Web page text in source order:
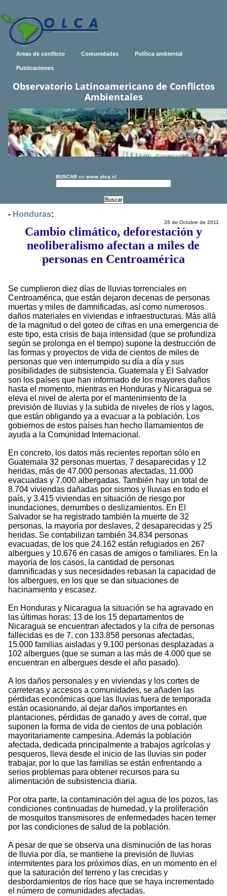
Areas de conflicto Comunidades Política ambiental
Publicaciones
Observatorio Latinoamericano de Conflictos
Ambientales
BUSCAR en www.olca.cl
- Honduras:
28 de Octubre de 2011
Cambio climático, deforestación y
neoliberalismo afectan a miles de
personas en Centroamérica
Se cumplieron diez días de lluvias torrenciales en
Centroamérica, que están dejaron decenas de personas
muertas y miles de damnificadas, así como numerosos
daños materiales en viviendas e infraestructuras. Más allá
de la magnitud o del goteo de cifras en una emergencia de
este tipo, esta crisis de baja intensidad (que se profundiza
según se prolonga en el tiempo) supone la destrucción de
las formas y proyectos de vida de cientos de miles de
personas que ven interrumpido su día a día y sus
posibilidades de subsistencia. Guatemala y El Salvador
son los países que han informado de los mayores daños
hasta el momento, mientras en Honduras y Nicaragua se
eleva el nivel de alerta por el mantenimiento de la
previsión de lluvias y la subida de niveles de ríos y lagos,
que están obligando ya a evacuar a la población. Los
gobiernos de estos países han hecho llamamientos de
ayuda a la Comunidad Internacional.
En concreto, los datos más recientes reportan sólo en
Guatemala 32 personas muertas, 7 desaparecidas y 12
heridas, más de 47.000 personas afectadas, 11.000
evacuadas y 7.000 albergadas. También hay un total de
8.704 viviendas dañadas por sismos y lluvias en todo el
país, y 3.415 viviendas en situación de riesgo por
inundaciones, derrumbes o deslizamientos. En El
Salvador se ha registrado también la muerte de 32
personas, la mayoría por deslaves, 2 desaparecidas y 25
heridas. Se contabilizan también 34.834 personas
evacuadas, de los que 24.162 están refugiados en 267
albergues y 10.676 en casas de amigos o familiares. En la
mayoría de los casos, la cantidad de personas
damnificadas y sus necesidades rebasan la capacidad de
los albergues, en los que se dan situaciones de
hacinamiento y escasez.
En Honduras y Nicaragua la situación se ha agravado en
las últimas horas: 13 de los 15 departamentos de
Nicaragua se encuentran afectados y la cifra de personas
fallecidas es de 7, con 133.858 personas afectadas,
15.000 familias aisladas y 9.100 personas desplazadas a
102 albergues (que se suman a las más de 4.000 que se
encuentran en albergues desde el año pasado).
A los daños personales y en viviendas y los cortes de
carreteras y accesos a comunidades, se añaden las
pérdidas económicas que las lluvias fuera de temporada
están ocasionando, al dejar daños importantes en
plantaciones, pérdidas de ganado y aves de corral, que
suponen la forma de vida de cientos de una población
mayoritariamente campesina. Además la población
afectada, dedicada principalmente a trabajos agrícolas y
pesqueros, lleva desde el inicio de las lluvias sin poder
trabajar, por lo que las familias se están enfrentando a
serios problemas para obtener recursos para su
alimentación de subsistencia diaria.
Por otra parte, la contaminación del agua de los pozos, las
condiciones continuadas de humedad, y la proliferación
de mosquitos transmisores de enfermedades hacen temer
por las condiciones de salud de la población.
A pesar de que se observa una disminución de las horas
de lluvia por día, se mantiene la previsión de lluvias
intermitentes para los próximos días, en un momento en el
que la saturación del terreno y las crecidas y
desbordamientos de ríos hace que se haya incrementado
el número de comunidades afectadas.